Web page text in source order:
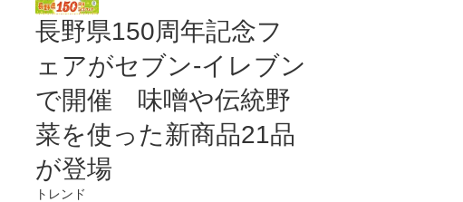
長野県150周年記念フ
ェアがセブン-イレブン
で開催 味噌や伝統野
菜を使った新商品21品
が登場
トレンド